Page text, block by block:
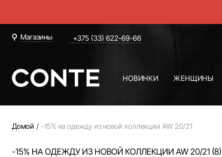
Магазины +375 (33) 622-69-66
НОВИНКИ ЖЕНЩИНЫ
Домой -15% на одежду из новой коллекции AW 20/21
-15% НА ОДЕЖДУ ИЗ НОВОЙ КОЛЛЕКЦИИ AW 20/21 (8)